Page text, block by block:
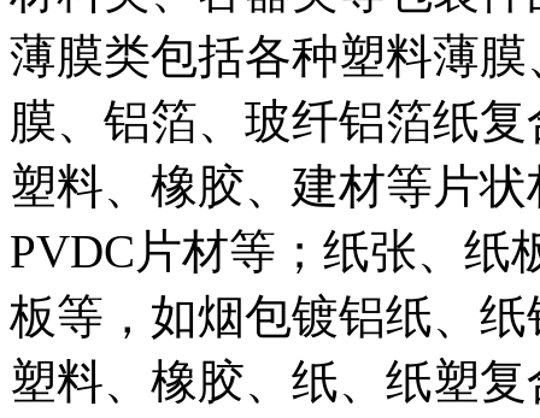
薄膜类包括各种塑料薄
膜、铝箔、玻纤铝箔纸
塑料、橡胶、建材等片
PVDC片材等；纸张、纸
板等，如烟包镀铝纸、
塑料、橡胶、纸、纸塑